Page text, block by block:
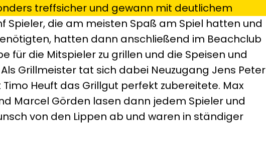
treffsicher und gewann mit deutlichem
Spieler, die am meisten Spaß am Spiel hatten und
hatten dann anschließend im Beachclub
für die Mitspieler zu grillen und die Speisen und
Grillmeister tat sich dabei Neuzugang Jens Peter
Heuft das Grillgut perfekt zubereitete. Max
Marcel Görden lasen dann jedem Spieler und
von den Lippen ab und waren in ständiger